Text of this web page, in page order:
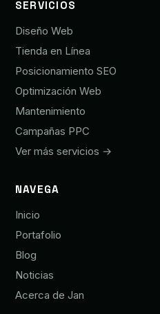
SERVICIOS
Diseño Web
Tienda en Línea
Posicionamiento SEO
Optimización Web
Mantenimiento
Campañas PPC
Ver más servicios →
NAVEGA
Inicio
Portafolio
Blog
Noticias
Acerca de Jan